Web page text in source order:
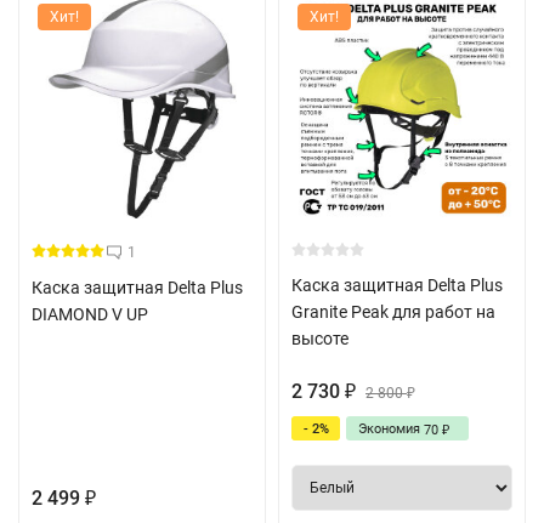
Хит!
1
Каска защитная Delta Plus
DIAMOND V UP
2 499 ₽
Хит!
Каска защитная Delta Plus
Granite Peak для работ на
высоте
2 730 ₽ 2 800₽
- 2% Экономия 70 ₽